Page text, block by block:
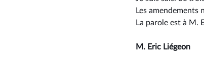
Les amendements n
La parole est à M.
M. Eric Liégeon